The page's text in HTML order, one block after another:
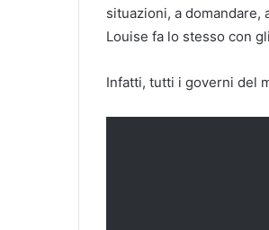
situazioni, a
Louise fa lo stesso con
Infatti, tutti i governi del